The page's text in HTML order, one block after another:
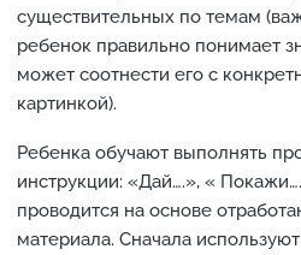
существительных по темам
ребенок правильно понимает
может соотнести его с
картинкой).
Ребенка обучают выполнять
инструкции: «Дай….», «
проводится на основе
материала. Сначала